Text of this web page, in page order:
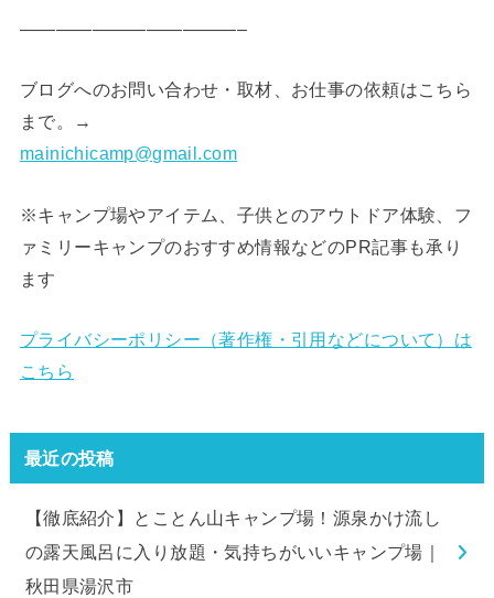
————————————–
ブログへのお問い合わせ・取材、お仕事の依頼はこちら
まで。→
mainichicamp@gmail.com
※キャンプ場やアイテム、子供とのアウトドア体験、フ
ァミリーキャンプのおすすめ情報などのPR記事も承り
ます
プライバシーポリシー（著作権・引用などについて）は
こちら
最近の投稿
【徹底紹介】とことん山キャンプ場！源泉かけ流し
の露天風呂に入り放題・気持ちがいいキャンプ場｜
秋田県湯沢市